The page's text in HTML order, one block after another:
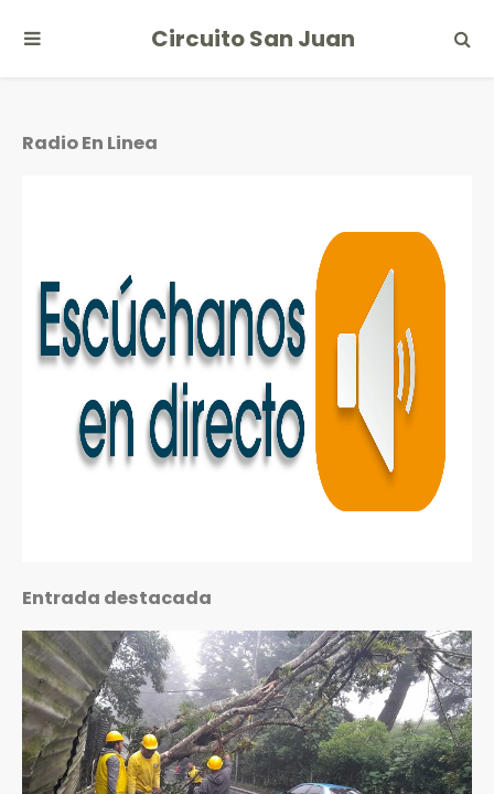
Circuito San Juan
Radio En Linea
Entrada destacada